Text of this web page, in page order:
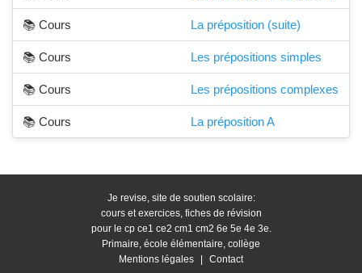
📚 Cours La préposition (suite)
📚 Cours Les prépositions simples
📚 Cours Les prépositions complexes
📚 Cours La préposition A
Je revise, site de soutien scolaire:
cours et exercices, fiches de révision
pour le cp ce1 ce2 cm1 cm2 6e 5e 4e 3e.
Primaire, école élémentaire, collège
Mentions légales
| Contact